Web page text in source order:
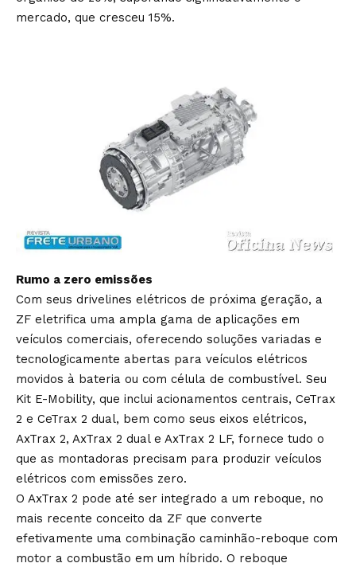
mercado, que cresceu 15%.
Rumo a zero emissões
Com seus drivelines elétricos de próxima geração, a
ZF eletrifica uma ampla gama de aplicações em
veículos comerciais, oferecendo soluções variadas e
tecnologicamente abertas para veículos elétricos
movidos à bateria ou com célula de combustível. Seu
Kit E-Mobility, que inclui acionamentos centrais, CeTrax
2 e CeTrax 2 dual, bem como seus eixos elétricos,
AxTrax 2, AxTrax 2 dual e AxTrax 2 LF, fornece tudo o
que as montadoras precisam para produzir veículos
elétricos com emissões zero.
O AxTrax 2 pode até ser integrado a um reboque, no
mais recente conceito da ZF que converte
efetivamente uma combinação caminhão-reboque com
motor a combustão em um híbrido. O reboque